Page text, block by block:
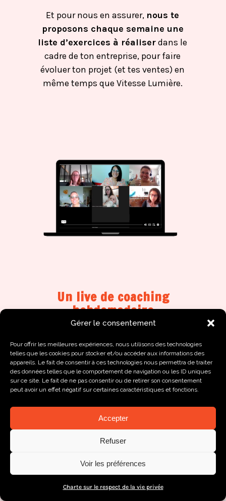
Gérer le consentement
Pour offrir les meilleures expériences, nous utilisons des technologies
telles que les cookies pour stocker et/ou accéder aux informations des
appareils. Le fait de consentir à ces technologies nous permettra de traiter
des données telles que le comportement de navigation ou les ID uniques
sur ce site. Le fait de ne pas consentir ou de retirer son consentement
peut avoir un effet négatif sur certaines caractéristiques et fonctions.
Accepter
Refuser
Voir les préférences
Charte sur le respect de la vie privée
Et pour nous en assurer, nous te
proposons chaque semaine une
liste d’exercices à réaliserdans le
cadre de ton entreprise, pour faire
évoluer ton projet (et tes ventes) en
même temps que Vitesse Lumière.
Un live de coaching
hebdomadaire
Il est normal que tu aies des
questions en cours de route ! C’est
pour cela quenous te proposons
un live de coaching / semaine en
. Tu pourras lui faire part de
techniques, marketing ou
live ? Tu pourras toujours poser tes